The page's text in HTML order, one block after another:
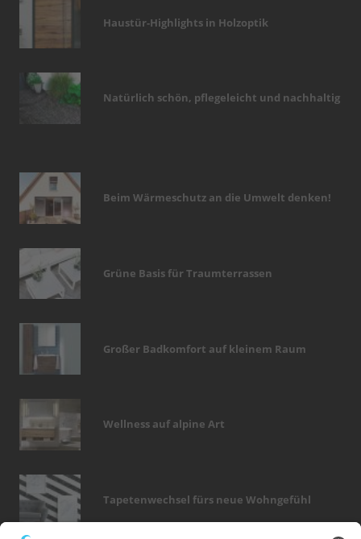
Haustür-Highlights in Holzoptik
Natürlich schön, pflegeleicht und nachhaltig
Beim Wärmeschutz an die Umwelt denken!
Grüne Basis für Traumterrassen
Großer Badkomfort auf kleinem Raum
Wellness auf alpine Art
Tapetenwechsel fürs neue Wohngefühl